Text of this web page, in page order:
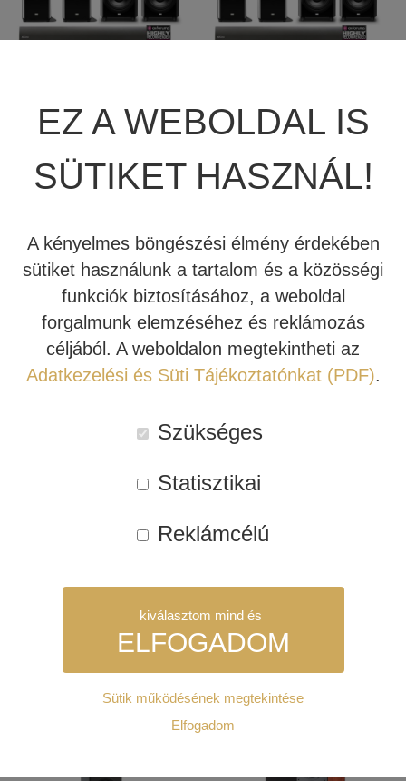
5.2 HÁZIMOZI
RENDSZER
7.2 HÁZIMOZI
RENDSZER
Kipróbálható!
7.2.4 HÁZIMOZI
Kipróbálható!
HÁZIMOZI
RENDSZER
Akció!
INDIANA LINE
EZ A WEBOLDAL IS
SÜTIKET HASZNÁL!
A kényelmes böngészési élmény érdekében
sütiket használunk a tartalom és a közösségi
funkciók biztosításához, a weboldal
forgalmunk elemzéséhez és reklámozás
céljából. A weboldalon megtekintheti az
Adatkezelési és Süti Tájékoztatónkat (PDF).
Szükséges
Statisztikai
Reklámcélú
kiválasztom mind és
ELFOGADOM
Ezek nélkül a weboldalt nem lehet megtekinteni.
Sütik működésének megtekintése
Elfogadom